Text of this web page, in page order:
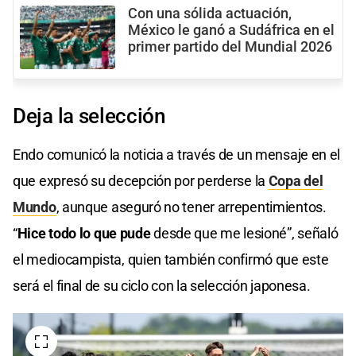
Con una sólida actuación,
México le ganó a Sudáfrica en el
primer partido del Mundial 2026
Deja la selección
Endo comunicó la noticia a través de un mensaje en el
que expresó su decepción por perderse la Copa del
Mundo, aunque aseguró no tener arrepentimientos.
“Hice todo lo que pudedesde que me lesioné”, señaló
el mediocampista, quien también confirmó que este
será el final de su ciclo con la selección japonesa.